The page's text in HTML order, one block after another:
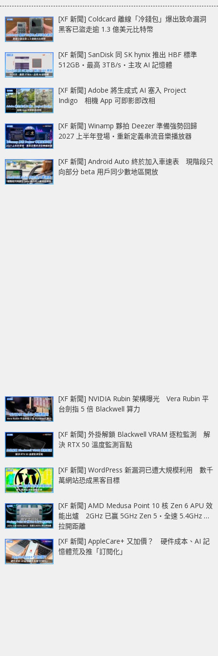
[XF 新聞] Coldcard 離線「冷錢包」爆出致命漏洞
黑客已盜走逾 1.3 億美元比特幣
[XF 新聞] SanDisk 同 SK hynix 推出 HBF 標準
512GB‧最高 3TB/s‧主攻 AI 記憶體
[XF 新聞] Adobe 將生成式 AI 塞入 Project
Indigo 相機 App 可即影即改相
[XF 新聞] Winamp 夥拍 Deezer 準備強勢回歸
2027 上半年登場‧重新定義串流音樂播放器
[XF 新聞] Android Auto 終於加入車速表 現階段只
向部分 beta 用戶同少數地區開放
[XF 新聞] NVIDIA Rubin 架構曝光 Vera Rubin 平
台劍指 5 倍 Blackwell 算力
[XF 新聞] 外掛解鎖 Blackwell VRAM 逐粒監測 解
決 RTX 50 溫度監測盲點
[XF 新聞] WordPress 新漏洞已遭大規模利用 數千
萬網站恐成黑客目標
[XF 新聞] AMD Medusa Point 10 核 Zen 6 APU 效
能出爐 2GHz 已贏 5GHz Zen 5‧全速 5.4GHz 更
拉開距離
[XF 新聞] AppleCare+ 又加價？ 硬件成本、AI 記
憶體荒及推「訂閱化」